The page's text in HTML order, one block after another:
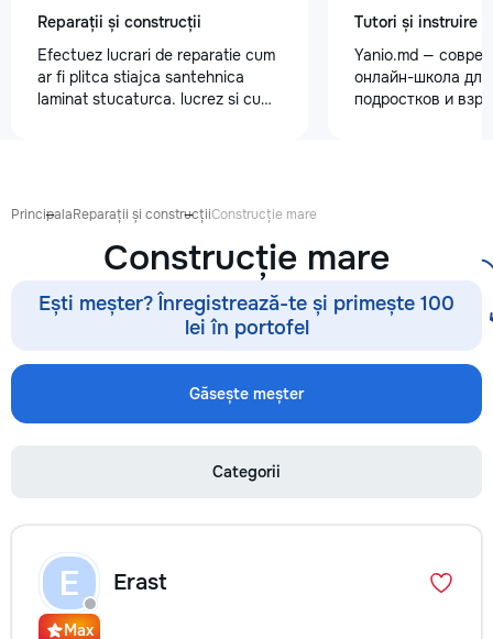
Reparații și construcții
Efectuez lucrari de reparatie cum
ar fi plitca stiajca santehnica
laminat stucaturca. lucrez si cu
Tutori și instruire
Yanio.md —
онлайн-школа для
подростков и
преподаватели
английскому
языку,
другим
проходит онлайн
интерактивной
использованием
каждого ученика.
мини-группы ✔
PrincipalaReparații și construcțiiConstrucție mare
Construcție mare
Ești meșter? Înregistrează-te și primește 100
lei în portofel
Găsește meșter
Categorii
E
Max
Erast